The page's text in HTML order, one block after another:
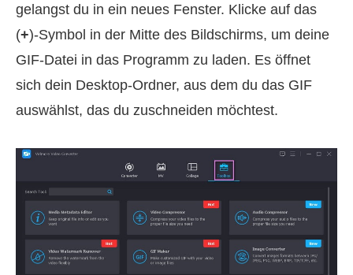
gelangst du in ein neues Fenster. Klicke auf das
(+)-Symbol in der Mitte des Bildschirms, um deine
GIF-Datei in das Programm zu laden. Es öffnet
sich dein Desktop-Ordner, aus dem du das GIF
auswählst, das du zuschneiden möchtest.